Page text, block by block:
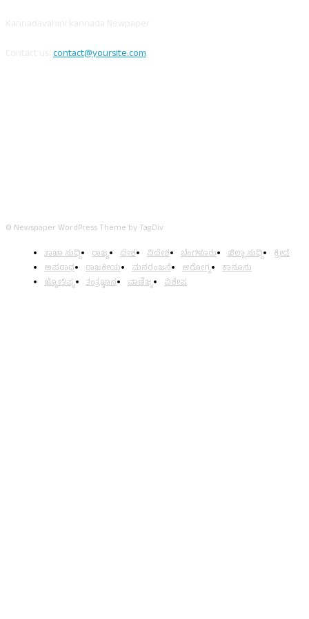
contact@yoursite.com
© Newspaper WordPress Theme by TagDiv
ತಾಜಾ ಸುದ್ದಿ
ರಾಜ್ಯ ದೇಶ ವಿದೇಶ ಬೆಂಗಳೂರು ಜಿಲ್ಲಾ ಸುದ್ದಿ
ಕ್ರೀಡೆ
ಅಪರಾಧ
ರಾಜಕೀಯ ಮನರಂಜನೆ ಆರೋಗ್ಯ
ಕಾನೂನು
ಜ್ಯೋತಿಷ್ಯ
ತಂತ್ರಜ್ಞಾನ ವಾಣಿಜ್ಯ ವಿಶೇಷ